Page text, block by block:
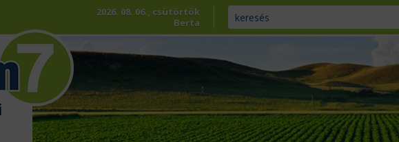
2026. 08. 06., csütörtök
Berta